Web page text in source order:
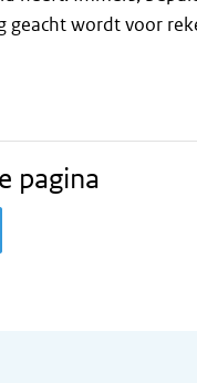
geacht wordt voor
pagina